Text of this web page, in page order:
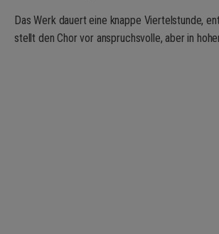
Das Werk dauert eine knappe Viertelstunde,
stellt den Chor vor anspruchsvolle, aber in